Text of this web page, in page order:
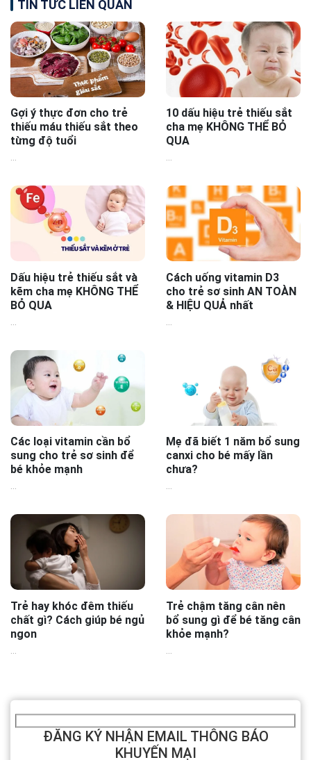
TIN TỨC LIÊN QUAN
Gợi ý thực đơn cho trẻ
thiếu máu thiếu sắt theo
từng độ tuổi
...
10 dấu hiệu trẻ thiếu sắt
cha mẹ KHÔNG THỂ BỎ
QUA
...
Dấu hiệu trẻ thiếu sắt và
kẽm cha mẹ KHÔNG THỂ
BỎ QUA
Cách uống vitamin D3
cho trẻ sơ sinh AN TOÀN
& HIỆU QUẢ nhất
Các loại vitamin cần bổ
sung cho trẻ sơ sinh để
bé khỏe mạnh
...
Mẹ đã biết 1 năm bổ sung
canxi cho bé mấy lần
chưa?
...
Trẻ hay khóc đêm thiếu
chất gì? Cách giúp bé ngủ
ngon
Trẻ chậm tăng cân nên
bổ sung gì để bé tăng cân
khỏe mạnh?
ĐĂNG KÝ NHẬN EMAIL THÔNG BÁO
KHUYẾN MẠI